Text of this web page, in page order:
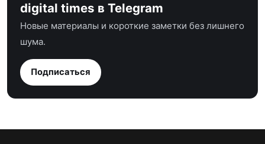
digital times в Telegram
Новые материалы и короткие заметки без лишнего
шума.
Подписаться